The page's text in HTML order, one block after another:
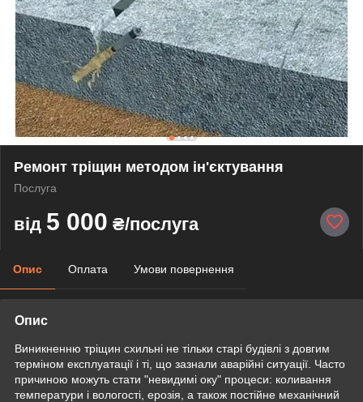
Ремонт тріщин методом ін'єктування
Послуга
від 5 000 ₴/послуга
Опис Оплата Умови повернення
Опис
Виникненню тріщин схильні не тільки старі будівлі з довгим
терміном експлуатації і ті, що зазнали аварійні ситуації. Часто
причиною можуть стати "невидимі оку" процеси: коливання
температури і вологості, ерозія, а також постійне механічний